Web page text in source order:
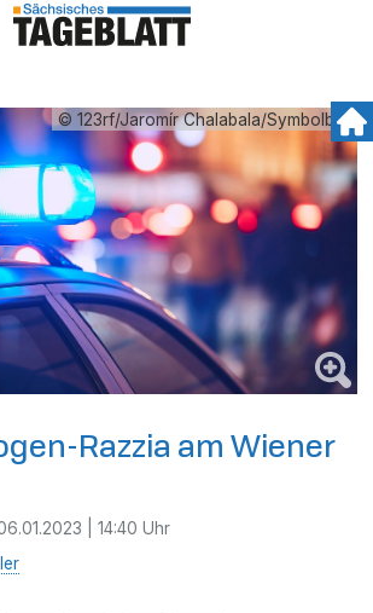
© 123rf/Jaromír Chalabala/Symbolbild
Razzia am Wiener
| 14:40 Uhr